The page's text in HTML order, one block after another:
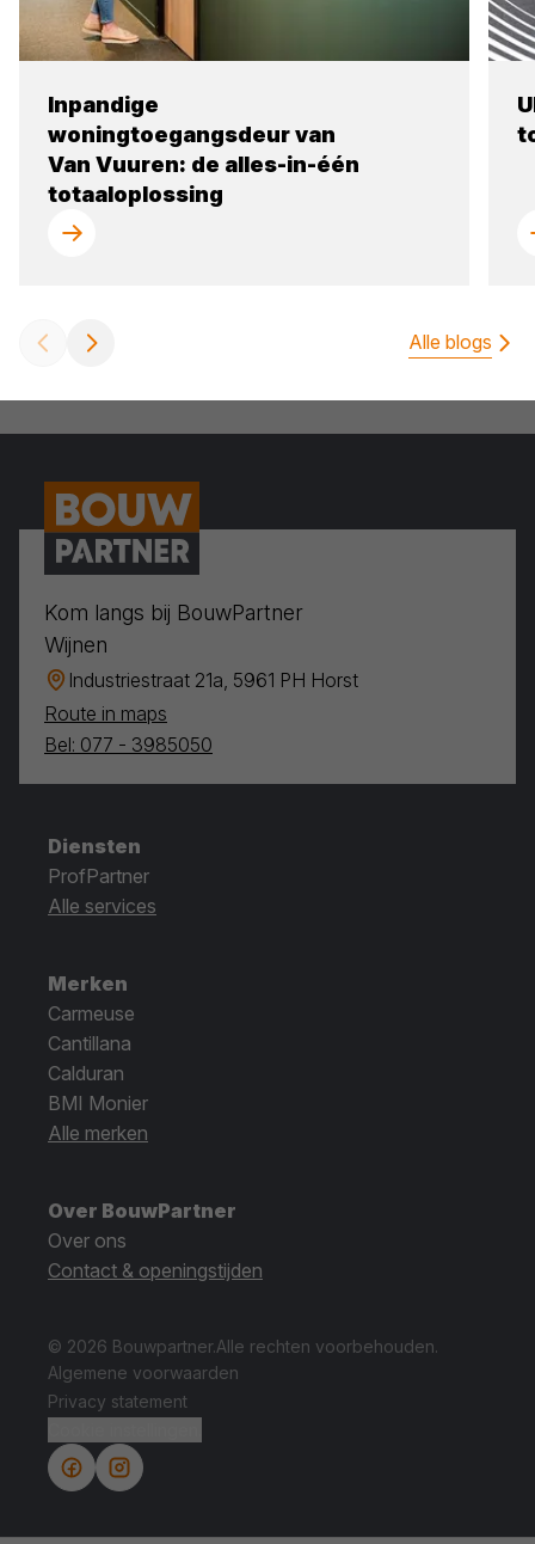
Inpandige
woningtoegangsdeur van
Van Vuuren: de alles-in-één
totaaloplossing
Alle blogs
Kom langs bij BouwPartner
Wijnen
Industriestraat 21a, 5961 PH Horst
Route in maps
Bel: 077 - 3985050
Diensten
ProfPartner
Alle services
Merken
Carmeuse
Cantillana
Calduran
BMI Monier
Alle merken
Over BouwPartner
Over ons
Contact & openingstijden
© 2026 Bouwpartner.Alle rechten voorbehouden.
Algemene voorwaarden
Privacy statement